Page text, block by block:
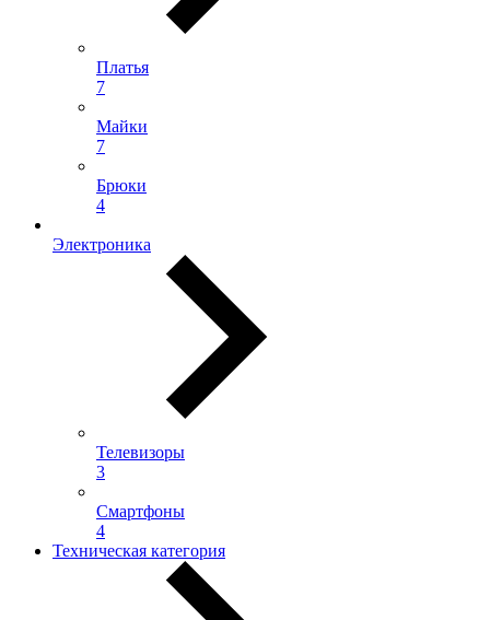
Платья
7
Майки
7
Брюки
4
Электроника
Телевизоры
3
Смартфоны
4
Техническая категория